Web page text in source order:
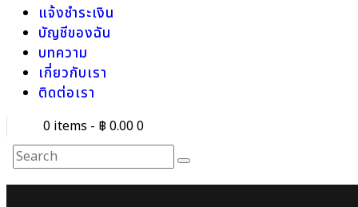
แจ้งชำระเงิน
บัญชีของฉัน
บทความ
เกี่ยวกับเรา
ติดต่อเรา
0 items - ฿ 0.000